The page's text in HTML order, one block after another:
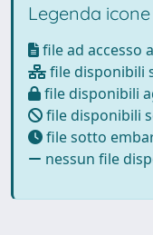
Legenda icone
file ad accesso
file disponibili
file disponibili
file disponibili
file sotto
nessun file